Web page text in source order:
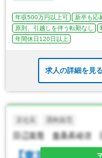
年収500万円以上可 新卒も応
原則、引越しを伴う転勤なし
年間休日120日以上
求人の詳細を見る